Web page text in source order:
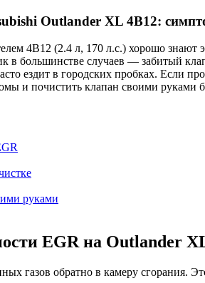
Outlander XL 4B12:
4B12 (2.4 л, 170 л.с.) хорошо знают
в большинстве случаев — забитый
ездит в городских пробках. Если
и почистить клапан своими руками
руками
EGR на Outlander
газов обратно в камеру сгорания.